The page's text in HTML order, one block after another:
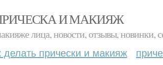
И МАКИЯЖ
лица, новости, отзывы, новинки,
делать прически и макияж